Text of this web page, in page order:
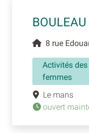
8 rue
Activités
femmes
Le mans
ouvert